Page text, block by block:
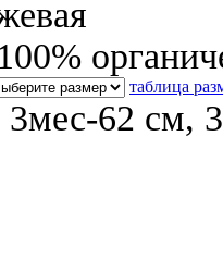
100%
таблица
3мес-62 см,